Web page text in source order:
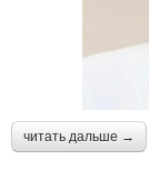
читать дальше →